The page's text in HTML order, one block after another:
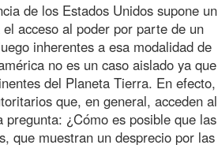
de los Estados Unidos supone un
acceso al poder por parte de un
inherentes a esa modalidad de
no es un caso aislado ya que
del Planeta Tierra. En efecto,
que, en general, acceden al
¿Cómo es posible que las
que muestran un desprecio por las